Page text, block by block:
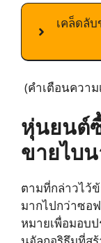
เคล็ดลับ
(คำเตือนควา
หุ่นยนต์
ขายไบ
ตามที่กล่าวไว้
มากไปกว่าซอ
หมายเพื่อมอบ